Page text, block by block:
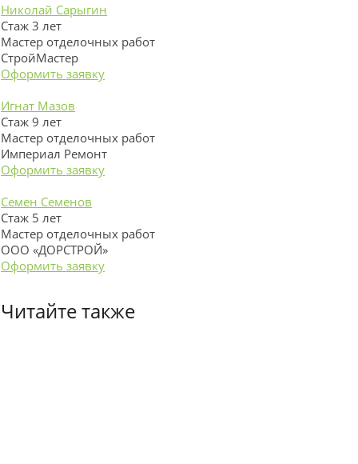
Николай Сарыгин
Стаж 3 лет
Мастер отделочных работ
СтройМастер
Оформить заявку
Игнат Мазов
Стаж 9 лет
Мастер отделочных работ
Империал Ремонт
Оформить заявку
Семен Семенов
Стаж 5 лет
Мастер отделочных работ
ООО «ДОРСТРОЙ»
Оформить заявку
Читайте также